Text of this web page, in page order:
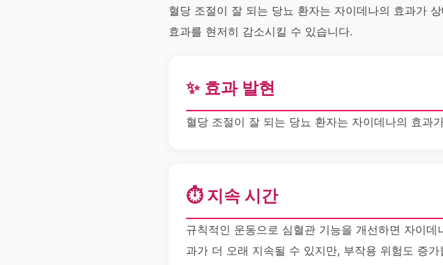
혈당 조절이 잘 되는 당뇨 환자는 자이데나의 효과가
효과를 현저히 감소시킬 수 있습니다.
✨ 효과 발현
혈당 조절이 잘 되는 당뇨 환자는 자이데나의 효과
⏱️ 지속 시간
규칙적인 운동으로 심혈관 기능을 개선하면 자이
과가 더 오래 지속될 수 있지만, 부작용 위험도 증가